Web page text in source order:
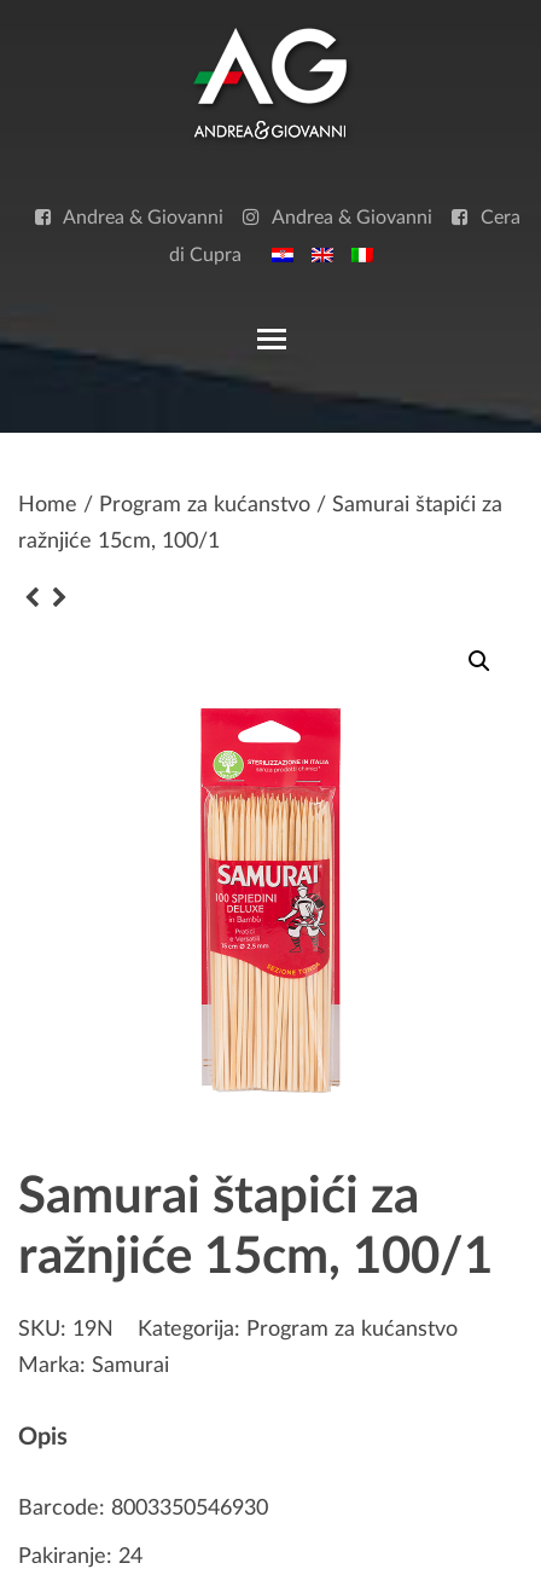
Andrea & Giovanni Andrea & Giovanni Cera
di Cupra
Home / Program za kućanstvo / Samurai štapići za
ražnjiće 15cm, 100/1
Samurai štapići za
ražnjiće 15cm, 100/1
SKU: 19N Kategorija: Program za kućanstvo
Marka: Samurai
Opis
Barcode: 8003350546930
Pakiranje: 24